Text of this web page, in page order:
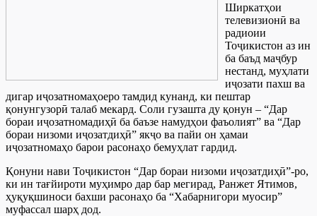
Ширкатҳои
телевизионӣ ва
радиоии
Тоҷикистон аз ин
ба баъд маҷбур
нестанд, муҳлати
иҷозати пахш ва
дигар иҷозатномаҳоеро тамдид кунанд, ки пештар
қонунгузорӣ талаб мекард. Соли гузашта ду қонун – “Дар
бораи иҷозатномадиҳӣ ба баъзе намудҳои фаъолият” ва “Дар
бораи низоми иҷозатдиҳӣ” якҷо ва пайи он ҳамаи
иҷозатномаҳо барои расонаҳо бемуҳлат гардид.
Қонуни нави Тоҷикистон “Дар бораи низоми иҷозатдиҳӣ”-ро,
ки ин тағйироти муҳимро дар бар мегирад, Ранжет Ятимов,
ҳуқуқшиноси бахши расонаҳо ба “Хабарнигори муосир”
муфассал шарҳ дод.